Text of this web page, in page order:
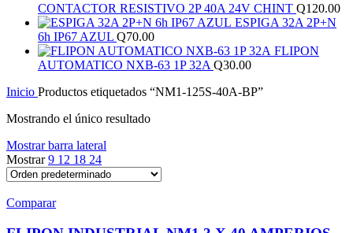
CONTACTOR RESISTIVO 2P 40A 24V CHINT Q120.00
ESPIGA 32A 2P+N
6h IP67 AZUL Q70.00
FLIPON
AUTOMATICO NXB-63 1P 32A Q30.00
Inicio Productos etiquetados “NM1-125S-40A-BP”
Mostrando el único resultado
Mostrar barra lateral
Mostrar9 12 18 24
Comparar